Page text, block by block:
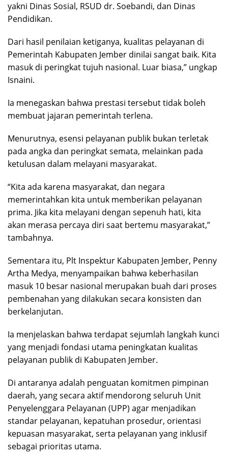
yakni Dinas Sosial, RSUD dr. Soebandi, dan Dinas
Pendidikan.
Dari hasil penilaian ketiganya, kualitas pelayanan di
Pemerintah Kabupaten Jember dinilai sangat baik. Kita
masuk di peringkat tujuh nasional. Luar biasa,” ungkap
Isnaini.
Ia menegaskan bahwa prestasi tersebut tidak boleh
membuat jajaran pemerintah terlena.
Menurutnya, esensi pelayanan publik bukan terletak
pada angka dan peringkat semata, melainkan pada
ketulusan dalam melayani masyarakat.
“Kita ada karena masyarakat, dan negara
memerintahkan kita untuk memberikan pelayanan
prima. Jika kita melayani dengan sepenuh hati, kita
akan merasa percaya diri saat bertemu masyarakat,”
tambahnya.
Sementara itu, Plt Inspektur Kabupaten Jember, Penny
Artha Medya, menyampaikan bahwa keberhasilan
masuk 10 besar nasional merupakan buah dari proses
pembenahan yang dilakukan secara konsisten dan
berkelanjutan.
Ia menjelaskan bahwa terdapat sejumlah langkah kunci
yang menjadi fondasi utama peningkatan kualitas
pelayanan publik di Kabupaten Jember.
Di antaranya adalah penguatan komitmen pimpinan
daerah, yang secara aktif mendorong seluruh Unit
Penyelenggara Pelayanan (UPP) agar menjadikan
standar pelayanan, kepatuhan prosedur, orientasi
kepuasan masyarakat, serta pelayanan yang inklusif
sebagai prioritas utama.